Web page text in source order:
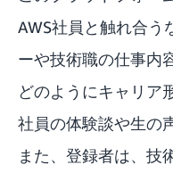
AWS社員と触れ合う
ーや技術職の仕事内
どのようにキャリア
社員の体験談や生の
また、登録者は、技